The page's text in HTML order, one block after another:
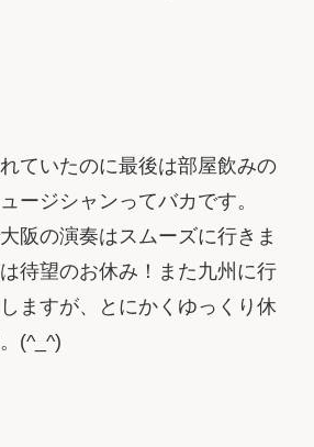
ていたのに最後は部屋飲みの
ージシャンってバカです。
阪の演奏はスムーズに行きま
待望のお休み！また九州に行
ますが、とにかくゆっくり休
(^_^)